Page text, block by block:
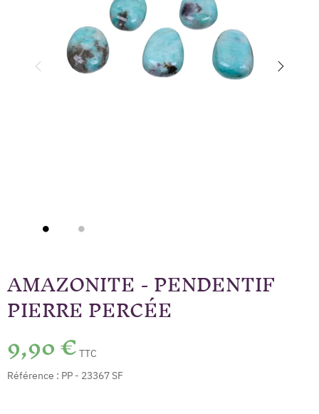
AMAZONITE - PENDENTIF
PIERRE PERCÉE
9,90 € TTC
Référence : PP - 23367 SF